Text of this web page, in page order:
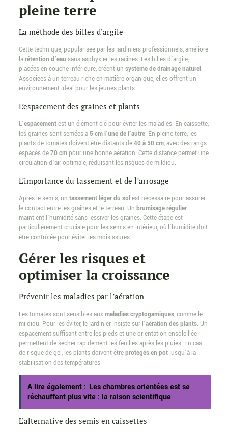
pleine terre
La méthode des billes d’argile
Cette technique, popularisée par les jardiniers professionnels, améliore
larétention d’eau sans asphyxier les racines. Les billes d’argile,
placées en couche inférieure, créent un système de drainage naturel.
Associées à un terreau riche en matière organique, elles offrent un
environnement idéal pour les jeunes plants.
L’espacement des graines et plants
L’espacementest un élément clé pour éviter les maladies. En caissette,
les graines sont semées à 5 cm l’une de l’autre. En pleine terre, les
plants de tomates doivent être distants de40 à 50 cm, avec des rangs
espacés de70 cmpour une bonne aération. Cette distance permet une
circulation d’air optimale, réduisant les risques de mildiou.
L’importance du tassement et de l’arrosage
Après le semis, un tassement léger du solest nécessaire pour assurer
le contact entre les graines et le terreau. Un brumisage régulier
maintient l’humidité sans lessiver les graines. Cette étape est
particulièrement cruciale pour les semis en intérieur, où l’humidité doit
être contrôlée pour éviter les moisissures.
Gérer les risques et
optimiser la croissance
Prévenir les maladies par l’aération
Les tomates sont sensibles auxmaladies cryptogamiques, comme le
mildiou. Pour les éviter, le jardinier insiste sur l’aération des plants. Un
espacement suffisant entre les pieds et une orientation ensoleillée
permettent de sécher rapidement les feuilles après les pluies. En cas
de risque de gel, les plants doivent êtreprotégés en potjusqu’à la
stabilisation des températures.
A lire également : Les chambres orientées est se
réchauffent plus vite : la raison scientifique
L’alternative des semis en caissettes